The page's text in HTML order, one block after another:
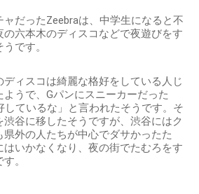
だったZeebraは、中学生になると不
の六本木のディスコなどで夜遊びをす
です。
ディスコは綺麗な格好をしている人じ
うで、Gパンにスニーカーだった
しているな」と言われたそうです。そ
谷に移したそうですが、渋谷にはク
外の人たちが中心でダサかったた
いかなくなり、夜の街でたむろをす
。